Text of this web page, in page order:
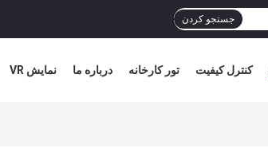
جستجو کردن
نمایش VR درباره ما تور کارخانه کنترل کیفیت